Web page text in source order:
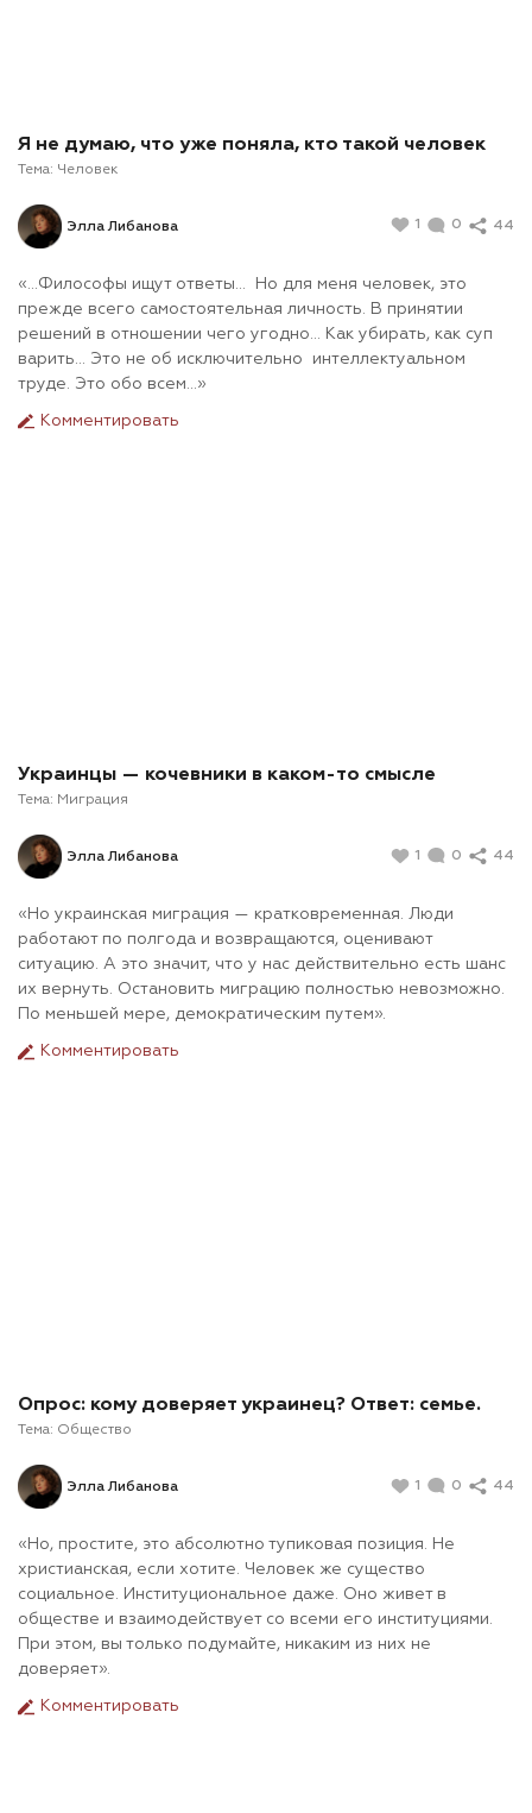
Я не думаю, что уже поняла, кто такой человек
Тема: Человек
Элла Либанова 1 0 44
«…Философы ищут ответы... Но для меня человек, это
прежде всего самостоятельная личность. В принятии
решений в отношении чего угодно... Как убирать, как суп
варить... Это не об исключительно интеллектуальном
труде. Это обо всем...»
Комментировать
Украинцы — кочевники в каком-то смысле
Тема: Миграция
Элла Либанова 1 0 44
«Но украинская миграция — кратковременная. Люди
работают по полгода и возвращаются, оценивают
ситуацию. А это значит, что у нас действительно есть шанс
их вернуть. Остановить миграцию полностью невозможно.
По меньшей мере, демократическим путем».
Комментировать
Опрос: кому доверяет украинец? Ответ: семье.
Тема: Общество
Элла Либанова 1 0 44
«Но, простите, это абсолютно тупиковая позиция. Не
христианская, если хотите. Человек же существо
социальное. Институциональное даже. Оно живет в
обществе и взаимодействует со всеми его институциями.
При этом, вы только подумайте, никаким из них не
доверяет».
Комментировать